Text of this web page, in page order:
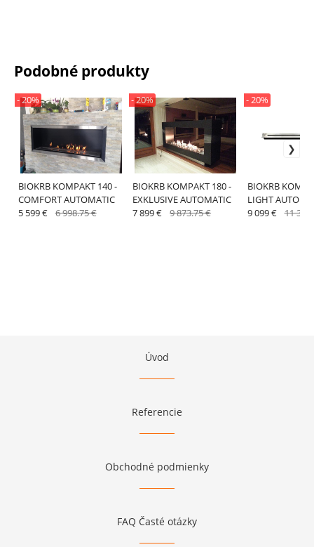
Podobné produkty
BIOKRB KOMPAKT 140 -
COMFORT AUTOMATIC
- 20%
5 599 € 6 998.75 €
BIOKRB KOMPAKT 180 -
EXKLUSIVE AUTOMATIC
- 20%
7 899 € 9 873.75 €
BIOKRB
LIGHT
- 20%
9 099 € 11
Úvod
Referencie
Obchodné podmienky
FAQ Časté otázky